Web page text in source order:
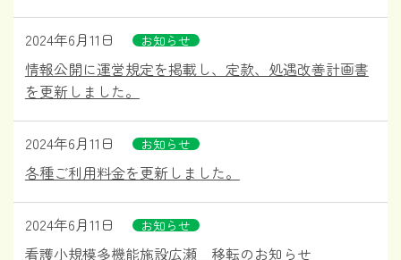
2024年6月11日 お知らせ
情報公開に運営規定を掲載し、定款、処遇改善計画書
を更新しました。
2024年6月11日 お知らせ
各種ご利用料金を更新しました。
2024年6月11日 お知らせ
看護小規模多機能施設広瀬 移転のお知らせ